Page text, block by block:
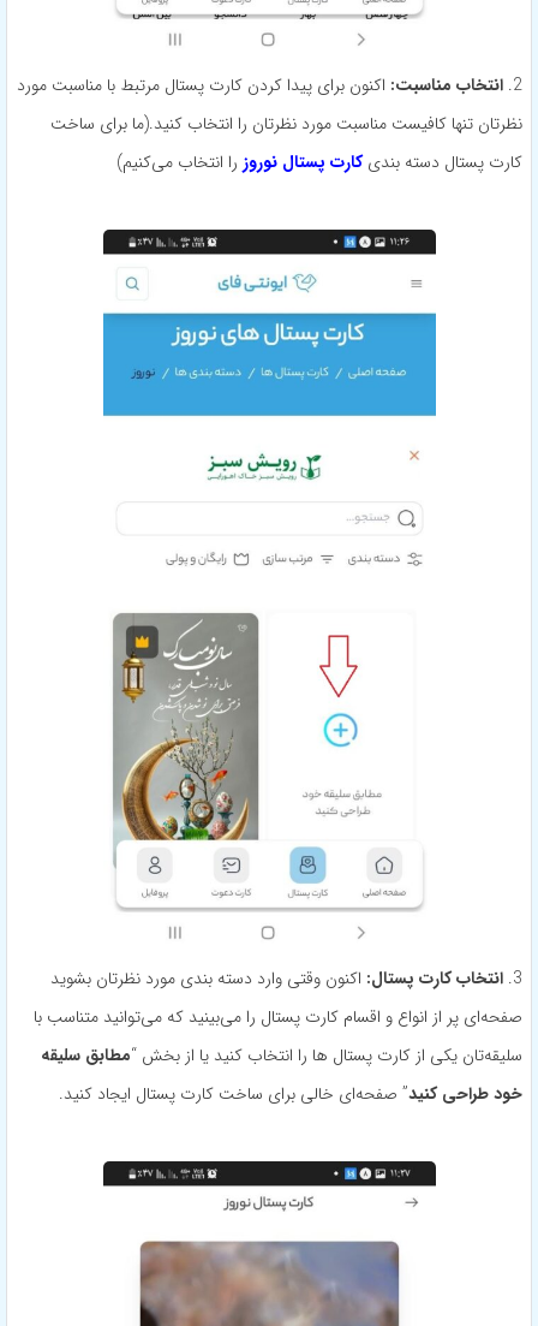
2. انتخاب مناسبت: اکنون برای پیدا کردن کارت پستال مرتبط با مناسبت مورد
نظرتان تنها کافیست مناسبت مورد نظرتان را انتخاب کنید.(ما برای ساخت
کارت پستال دسته بندیکارت پستال نوروز را انتخاب می‌کنیم)
3. انتخاب کارت پستال: اکنون وقتی وارد دسته بندی مورد نظرتان بشوید
صفحه‌ای پر از انواع و اقسام کارت پستال را می‌بینید که می‌توانید متناسب با
سلیقه‌تان یکی از کارت پستال ها را انتخاب کنید یا از بخش “مطابق سلیقه
خود طراحی کنید” صفحه‌ای خالی برای ساخت کارت پستال ایجاد کنید.